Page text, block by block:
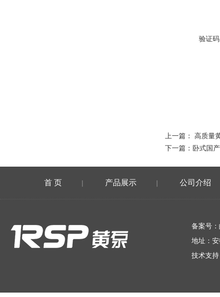
验证
上一篇： 高质量
下一篇： 卧式国
首 页 | 产品展示 | 公司介绍
备案号：
地址：
技术支